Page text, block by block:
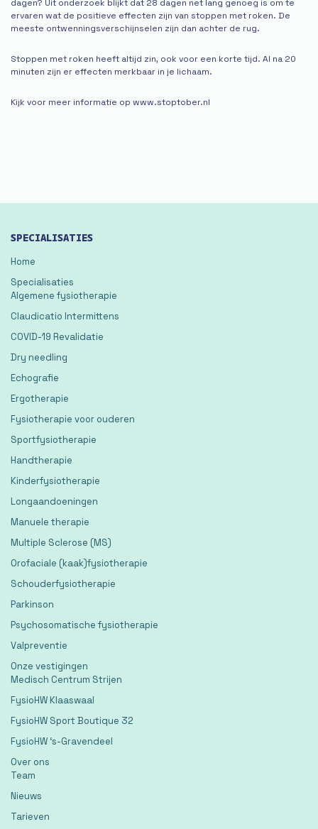
dagen? Uit onderzoek blijkt dat 28 dagen net lang genoeg is om te
ervaren wat de positieve effecten zijn van stoppen met roken. De
meeste ontwenningsverschijnselen zijn dan achter de rug.
Stoppen met roken heeft altijd zin, ook voor een korte tijd. Al na 20
minuten zijn er effecten merkbaar in je lichaam.
Kijk voor meer informatie op www.stoptober.nl
SPECIALISATIES
Home
Specialisaties
Algemene fysiotherapie
Claudicatio Intermittens
COVID-19 Revalidatie
Dry needling
Echografie
Ergotherapie
Fysiotherapie voor ouderen
Sportfysiotherapie
Handtherapie
Kinderfysiotherapie
Longaandoeningen
Manuele therapie
Multiple Sclerose (MS)
Orofaciale (kaak)fysiotherapie
Schouderfysiotherapie
Parkinson
Psychosomatische fysiotherapie
Valpreventie
Onze vestigingen
Medisch Centrum Strijen
FysioHW Klaaswaal
FysioHW Sport Boutique 32
FysioHW ‘s-Gravendeel
Over ons
Team
Nieuws
Tarieven